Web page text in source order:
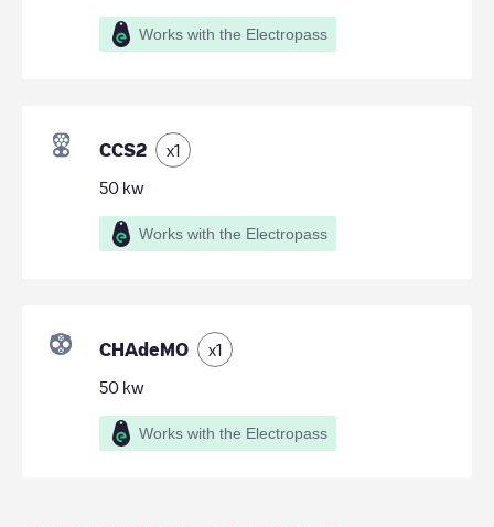
Works with the Electropass
CCS2 x1
50 kw
Works with the Electropass
CHAdeMO x1
50 kw
Works with the Electropass